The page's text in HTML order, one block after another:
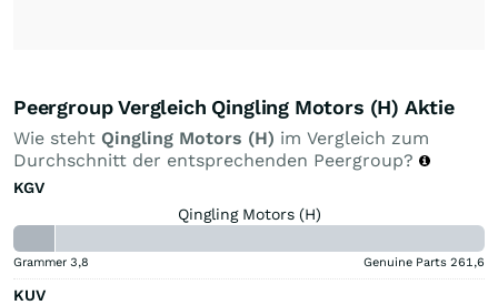
Peergroup Vergleich Qingling Motors (H) Aktie
Wie steht Qingling Motors (H) im Vergleich zum
Durchschnitt der entsprechenden Peergroup?
KGV
Qingling Motors (H)
Grammer 3,8 Genuine Parts 261,6
KUV